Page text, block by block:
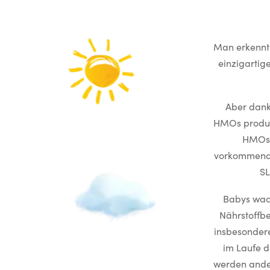
Man
Aber
HMOs
Babys
im Laufe
werden